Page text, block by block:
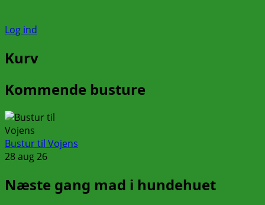
Log ind
Kurv
Kommende busture
Bustur til Vojens
28 aug 26
Næste gang mad i hundehuet